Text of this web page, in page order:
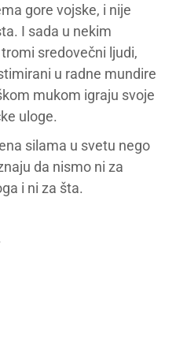
gore vojske, i nije
I sada u nekim
sredovečni ljudi,
u radne mundire
mukom igraju svoje
uloge.
silama u svetu nego
da nismo ni za
i ni za šta.